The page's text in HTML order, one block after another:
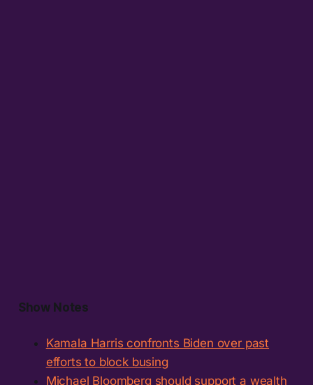
Show Notes
Kamala Harris confronts Biden over past
efforts to block busing
Michael Bloomberg should support a wealth